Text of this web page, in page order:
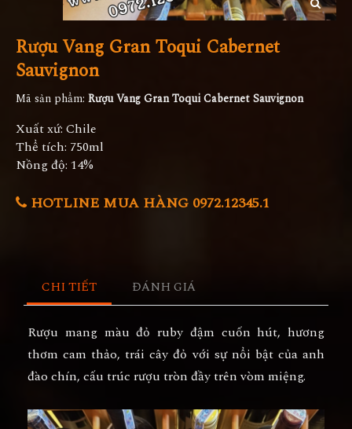
Rượu Vang Gran Toqui Cabernet
Sauvignon
Mã sản phẩm: Rượu Vang Gran Toqui Cabernet Sauvignon
Xuất xứ: Chile
Thể tích: 750ml
Nồng độ: 14%
HOTLINE MUA HÀNG 0972.12345.1
CHI TIẾT ĐÁNH GIÁ
Rượu mang màu đỏ ruby đậm cuốn hút, hương
thơm cam thảo, trái cây đỏ với sự nổi bật của anh
đào chín, cấu trúc rượu tròn đầy trên vòm miệng.